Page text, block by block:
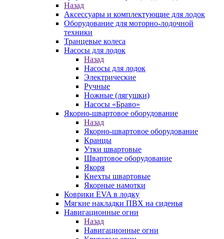
Назад
Аксессуары и комплектующие для лодок
Оборудование для моторно-лодочной
техники
Транцевые колеса
Насосы для лодок
Назад
Насосы для лодок
Электрические
Ручные
Ножные (лягушки)
Насосы «Браво»
Якорно-швартовое оборудование
Назад
Якорно-швартовое оборудование
Кранцы
Утки швартовые
Швартовое оборудование
Якоря
Кнехты швартовые
Якорные намотки
Коврики EVA в лодку
Мягкие накладки ПВХ на сиденья
Навигационные огни
Назад
Навигационные огни